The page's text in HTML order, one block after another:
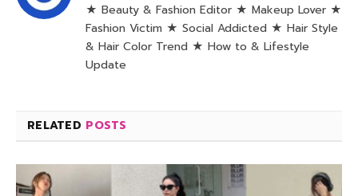
★ Beauty & Fashion Editor ★ Makeup Lover ★
Fashion Victim ★ Social Addicted ★ Hair Style
& Hair Color Trend ★ How to & Lifestyle
Update
RELATED POSTS